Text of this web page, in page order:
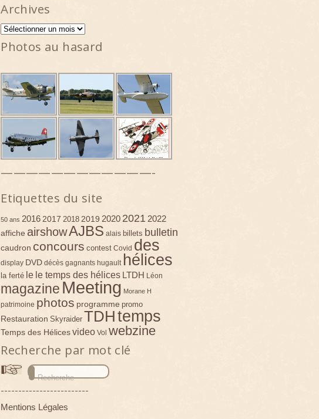
Archives
Archives
Photos au hasard
————————————-
Etiquettes du site
50 ans 2016 2017 2018 2019 2020 2021 2022
affiche airshowAJBS alais billets bulletin
caudron concours contest Covid des
display DVD décès gagnants hugault hélices
la ferté le le temps des hélices LTDH Léon
magazine Meeting Morane H
patrimoine photos programme promo
Restauration Skyraider TDHtemps
Temps des Hélicesvideo Vol webzine
Recherche par mot clé
-------------------------
Mentions Légales